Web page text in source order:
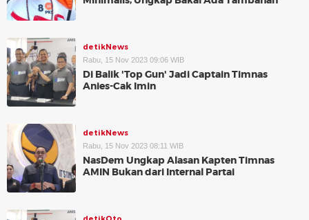
detikNews
Rabu, 15 Nov 2023 09:06 WIB
Di Balik 'Top Gun' Jadi Captain Timnas
Anies-Cak Imin
detikNews
Rabu, 15 Nov 2023 08:11 WIB
NasDem Ungkap Alasan Kapten Timnas
AMIN Bukan dari Internal Partai